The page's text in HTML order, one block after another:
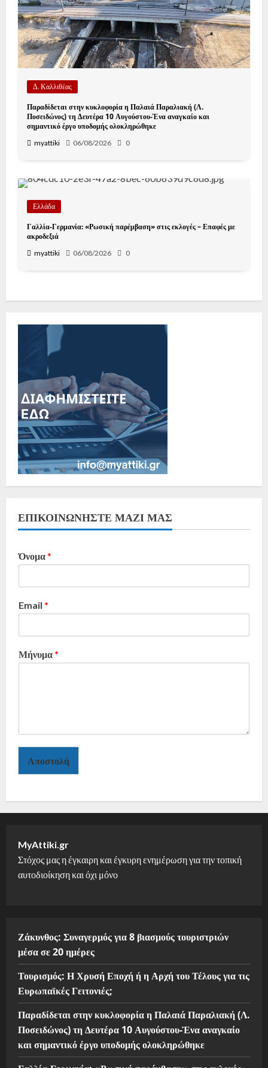
Δ. Καλλιθέας
Παραδίδεται στην κυκλοφορία η Παλαιά Παραλιακή (Λ.
Ποσειδώνος) τη Δευτέρα 10 Αυγούστου-Ένα αναγκαίο και
σημαντικό έργο υποδομής ολοκληρώθηκε
myattiki 06/08/2026 0
Ελλάδα
Γαλλία-Γερμανία: «Ρωσική παρέμβαση» στις εκλογές – Επαφές με
ακροδεξιά
myattiki 06/08/2026 0
ΕΠΙΚΟΙΝΩΝΗΣΤΕ ΜΑΖΙ ΜΑΣ
Όνομα*
Email *
Μήνυμα*
Αποστολή
MyAttiki.gr
Στόχος μας η έγκαιρη και έγκυρη ενημέρωση για την τοπική
αυτοδιοίκηση και όχι μόνο
Ζάκυνθος: Συναγερμός για 8 βιασμούς τουριστριών
μέσα σε 20 ημέρες
Τουρισμός: Η Χρυσή Εποχή ή η Αρχή του Τέλους για τις
Ευρωπαϊκές Γειτονιές;
Παραδίδεται στην κυκλοφορία η Παλαιά Παραλιακή (Λ.
Ποσειδώνος) τη Δευτέρα 10 Αυγούστου-Ένα αναγκαίο
και σημαντικό έργο υποδομής ολοκληρώθηκε